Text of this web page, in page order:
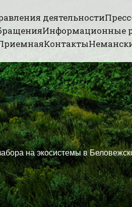
деятельности
Информационные
Контакты
на экосистемы в